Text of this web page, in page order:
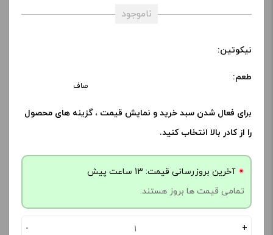
ناموجود
نیکوتین:
طعم:
صاف
برای فعال شدن سبد خرید و نمایش قیمت ، گزینه های محصول
را از کادر بالا انتخاب کنید.
آخرین بروزرسانی قیمت: 13 ساعت پیش
تمامی قیمت ها بروز هستند.
- +